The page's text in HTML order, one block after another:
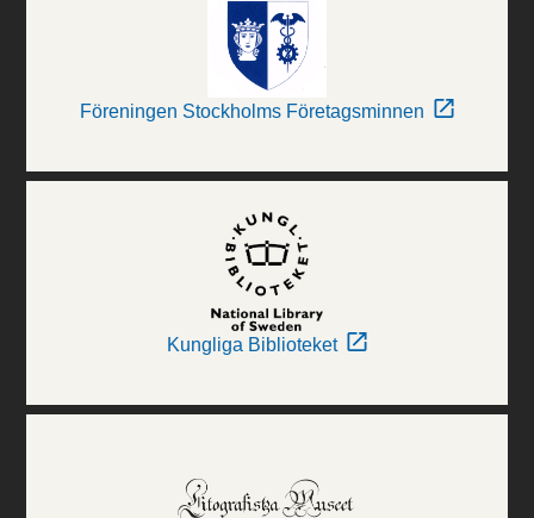
Föreningen Stockholms Företagsminnen
Kungliga Biblioteket